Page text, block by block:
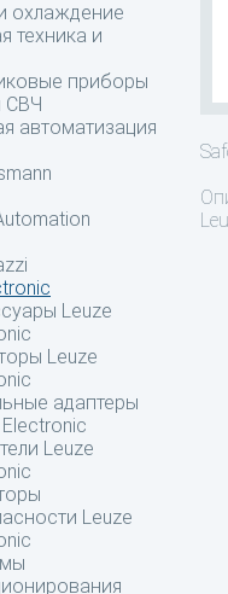
охлаждение
техника и
приборы
СВЧ
автоматизация
Leuze
Leuze
адаптеры
Leuze
Leuze